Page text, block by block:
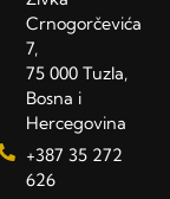
Crnogorčevića
7,
75 000 Tuzla,
Bosna i
Hercegovina
+387 35 272
626